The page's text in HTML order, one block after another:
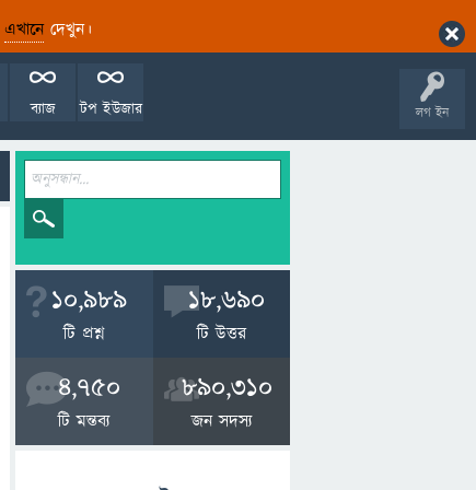
এখানেদেখুন।
লগ ইন
টপ ইউজার
ব্যাজ
10,989
টি প্রশ্ন
18,690
টি উত্তর
4,750
টি মন্তব্য
890,310
জন সদস্য